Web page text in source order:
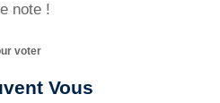
note !
voter
Vous